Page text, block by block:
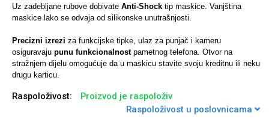
Uz zadebljane rubove dobivate Anti-Shock tip maskice. Vanjština
maskice lako se odvaja od silikonske unutrašnjosti.
Precizni izrezi za funkcijske tipke, ulaz za punjač i kameru
osiguravaju punu funkcionalnostpametnog telefona. Otvor na
stražnjem dijelu omogućuje da u maskicu stavite svoju kreditnu ili neku
drugu karticu.
Raspoloživost:
Proizvod je raspoloživ
Raspoloživost u poslovnicama
maskice